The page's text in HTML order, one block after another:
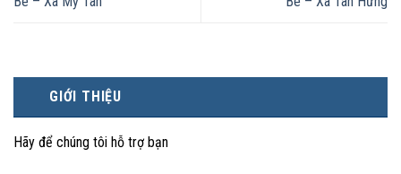
GIỚI THIỆU
Hãy để chúng tôi hỗ trợ bạn